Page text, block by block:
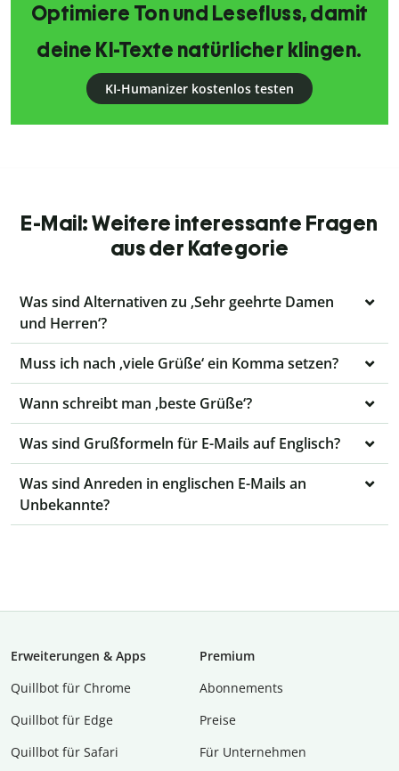
Optimiere Ton und Lesefluss, damit
deine KI-Texte natürlicher klingen.
KI-Humanizer kostenlos testen
E-Mail: Weitere interessante Fragen
aus der Kategorie
Was sind Alternativen zu ‚Sehr geehrte Damen
und Herren‘?
Muss ich nach ‚viele Grüße‘ ein Komma setzen?
Wann schreibt man ‚beste Grüße‘?
Was sind Grußformeln für E-Mails auf Englisch?
Was sind Anreden in englischen E-Mails an
Unbekannte?
Erweiterungen & Apps
Quillbot für Chrome
Quillbot für Edge
Quillbot für Safari
Premium
Abon­ne­ments
Preise
Für Unternehmen